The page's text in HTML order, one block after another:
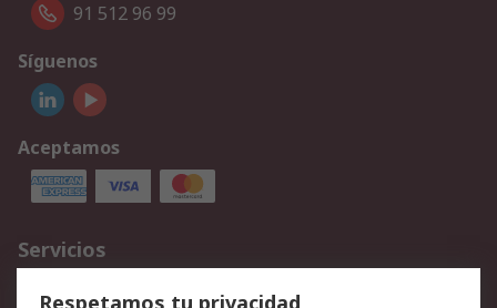
91 512 96 99
Síguenos
Aceptamos
Servicios
Cómo realizar pedidos
Devoluciones
Respetamos tu privacidad